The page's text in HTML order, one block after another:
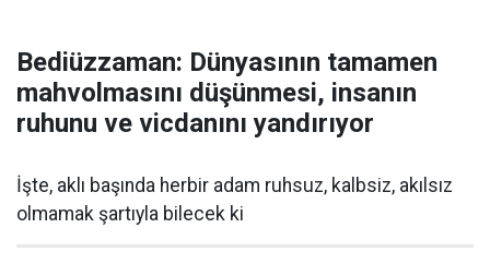
Bediüzzaman: Dünyasının tamamen
mahvolmasını düşünmesi, insanın
ruhunu ve vicdanını yandırıyor
İşte, aklı başında herbir adam ruhsuz, kalbsiz, akılsız
olmamak şartıyla bilecek ki